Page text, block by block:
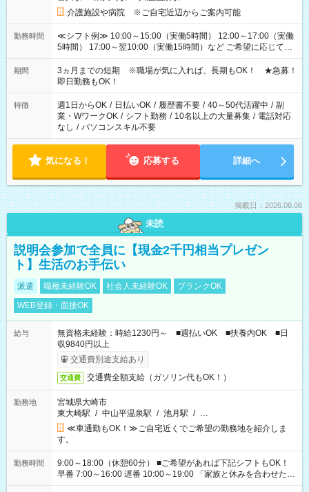
介護施設や病院 ※ご自宅近辺からご案内可能
勤務時間
≪シフト例≫ 10:00～15:00（実働5時間） 12:00～17:00（実働
5時間） 17:00～翌10:00（実働15時間）など ご希望に応じて、
働く時間は調整できます！ お気軽に担当へ相談ください！
期間
3ヵ月までの短期 ※職場が気に入れば、長期もOK！ ★急募！
即日勤務もOK！
特徴 週1日からOK / 日払いOK / 履歴書不要 / 40～50代活躍中 / 副
業・WワークOK / シフト勤務 / 10名以上の大量募集 / 電話対応
なし / パソコンスキル不要
気になる！ 応募する 詳細へ
掲載日：2026.08.08
未読
説明会参加で全員に【現金2千円相当プレゼン
ト】生活のお手伝い
派遣 職種未経験OK 社会人未経験OK
ブランクOK
WEB登録・面接OK
給与
無資格未経験：時給1230円～ ■週払いOK ■扶養内OK ■日
収9840円以上
交通費別途支給あり
交通費 交通費全額支給（ガソリン代もOK！）
勤務地
宮城県大崎市
東大崎駅 / 中山平温泉駅 / 池月駅 / …
≪車通勤もOK！≫ご自宅近くでご希望の勤務地を紹介しま
す。
勤務時間
9:00～18:00（休憩60分） ■ご希望があれば下記シフトもOK！
早番 7:00～16:00 遅番 10:00～19:00 「家族と休みを合わせた
い」 「余裕を持って夕飯の準備がしたい」 「できれば残業はし